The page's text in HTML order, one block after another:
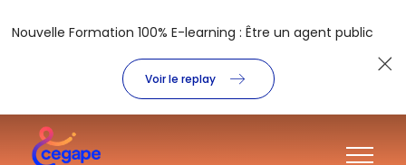
Nouvelle Formation 100% E-learning : Être un agent public
Voir le replay